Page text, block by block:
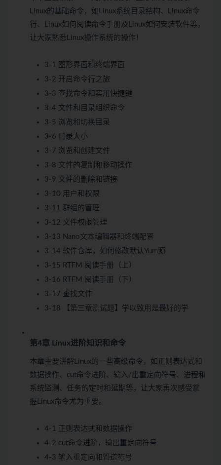
Linux的基础命令，如Linux系统目录结构、Linux命令
行、Linux如何阅读命令手册及Linux如何安装软件等，
让大家熟悉Linux操作系统的操作！
3-1 图形界面和终端界面
3-2 开启命令行之旅
3-3 查找命令和实用快捷键
3-4 文件和目录组织命令
3-5 浏览和切换目录
3-6 目录大小
3-7 浏览和创建文件
3-8 文件的复制和移动操作
3-9 文件的删除和链接
3-10 用户和权限
3-11 群组的管理
3-12 文件权限管理
3-13 Nano文本编辑器和终端配置
3-14 软件仓库，如何修改默认Yum源
3-15 RTFM 阅读手册（上）
3-16 RTFM 阅读手册（下）
3-17 查找文件
3-18 【第三章测试题】学以致用是最好的学
第4章 Linux进阶知识和命令
本章主要讲解Linux的一些高级命令，如正则表达式和
数据操作、cut命令进阶、输入/出重定向符号、进程和
系统监测、任务的定时和延期等，让大家再次感受掌
握Linux命令尤为重要。
4-1 正则表达式和数据操作
4-2 cut命令进阶，输出重定向符号
4-3 输入重定向和管道符号